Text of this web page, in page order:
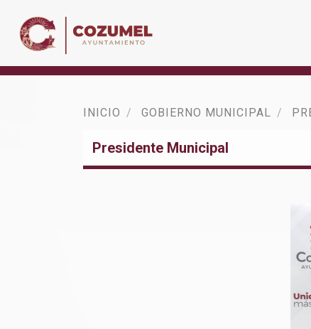
INICIO GOBIERNO MUNICIPAL
Presidente Municipal